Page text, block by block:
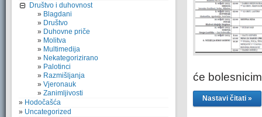
Društvo i duhovnost
Blagdani
Društvo
Duhovne priče
Molitva
Multimedija
Nekategorizirano
Palotinci
Razmišljanja
Vjeronauk
Zanimljivosti
Hodočašća
Uncategorized
će
Nastavi čitati »